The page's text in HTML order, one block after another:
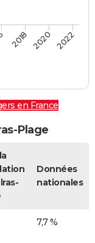
2018 2020 2022
en France
Plage
Données
nationales
7,7 %